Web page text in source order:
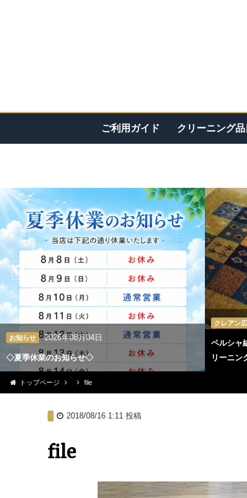
ご利用ガイド クリーニング品
お知らせ 2026年08月04日
◇夏季休業のお知らせ◇
クレアン
ペルシャ
リーニン
<
トップページ file
2018/08/16 1:11投稿
file